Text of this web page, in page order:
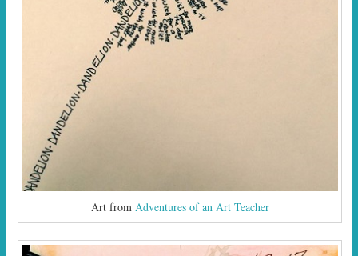
Art from Adventures of an Art Teacher